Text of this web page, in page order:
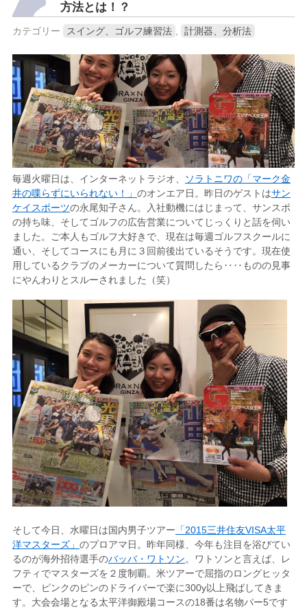
方法とは！？
カテゴリー スイング、ゴルフ練習法 , 計測器、分析法
毎週火曜日は、インターネットラジオ、
ソラトニワの「マーク金
井の喋らずにいられない！」 のオンエア日。昨日のゲストはサン
ケイスポーツの永尾知子さん。入社動機にはじまって、サンスポ
の持ち味、そしてゴルフの広告営業についてじっくりと話を伺い
ました。ご本人もゴルフ大好きで、現在は毎週ゴルフスクールに
通い、そしてコースにも月に３回前後出ているそうです。現在使
用しているクラブのメーカーについて質問したら‥‥ものの見事
にやんわりとスルーされました（笑）
そして今日、水曜日は国内男子ツアー 「2015三井住友VISA太平
洋マスターズ」 のプロアマ日。昨年同様、今年も注目を浴びてい
るのが海外招待選手のバッバ・ワトソン。ワトソンと言えば、レ
フティでマスターズを２度制覇。米ツアーで屈指のロングヒッタ
ーで、ピンクのピンのドライバーで楽に300y以上飛ばしてきま
す。大会会場となる太平洋御殿場コースの18番は名物パー5です